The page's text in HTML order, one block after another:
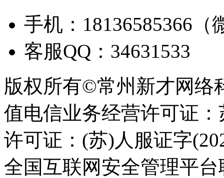
手机：18136585366（
客服QQ：34631533
版权所有©常州新才网络
值电信业务经营许可证
许可证：(苏)人服证字
全国互联网安全管理平